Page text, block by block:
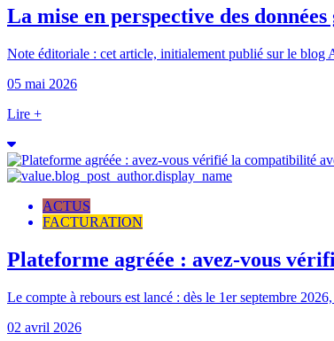
La mise en perspective des
Note éditoriale : cet article, initialement publié sur le blog
05 mai 2026
Lire +
ACTUS
FACTURATION
Plateforme agréée : avez-vous
Le compte à rebours est lancé : dès le 1er septembre
02 avril 2026